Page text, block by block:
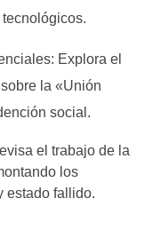
Explora el
la «Unión
social.
el trabajo de la
los
estado fallido.